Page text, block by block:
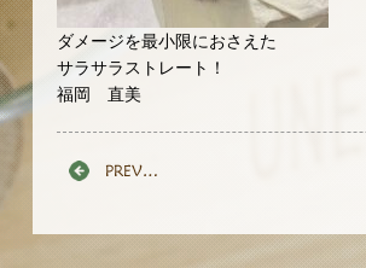
ダメージを最小限におさえた
サラサラストレート！
福岡 直美